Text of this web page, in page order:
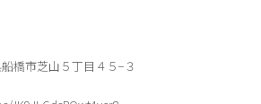
橋市芝山５丁目４５−３